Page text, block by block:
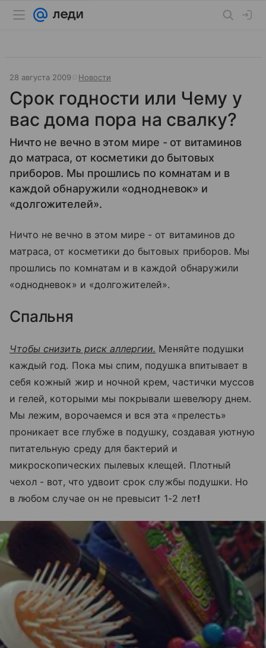
28 августа 2009 Новости
Срок годности или Чему у
вас дома пора на свалку?
Ничто не вечно в этом мире - от витаминов
до матраса, от косметики до бытовых
приборов. Мы прошлись по комнатам и в
каждой обнаружили «однодневок» и
«долгожителей».
Ничто не вечно в этом мире - от витаминов до
матраса, от косметики до бытовых приборов. Мы
прошлись по комнатам и в каждой обнаружили
«однодневок» и «долгожителей».
Спальня
Чтобы снизить риск аллергии. Меняйте подушки
каждый год. Пока мы спим, подушка впитывает в
себя кожный жир и ночной крем, частички муссов
и гелей, которыми мы покрывали шевелюру днем.
Мы лежим, ворочаемся и вся эта «прелесть»
проникает все глубже в подушку, создавая уютную
питательную среду для бактерий и
микроскопических пылевых клещей. Плотный
чехол - вот, что удвоит срок службы подушки. Но
в любом случае он не превысит 1-2 лет!